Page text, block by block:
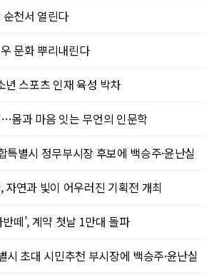
천서 열린다
문화 뿌리내린다
년 스포츠 인재 육성 박차
몸과 마음 잇는 무언의 인문학
특별시 정무부시장 후보에 백승주·윤난실
자연과 빛이 어우러진 기획전 개최
떼’, 계약 첫날 1만대 돌파
시 초대 시민추천 부시장에 백승주·윤난실